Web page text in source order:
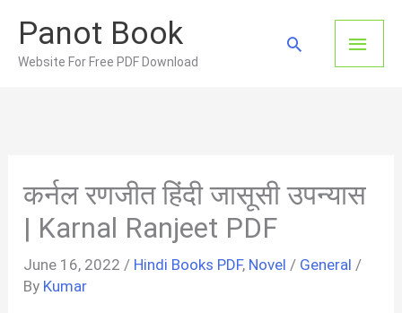
content
Panot Book
Website For Free PDF Download
Main
Search
कर्नल रणजीत हिंदी जासूसी उपन्यास
| Karnal Ranjeet PDF
June 16, 2022 / Hindi Books PDF, Novel / General /
By Kumar